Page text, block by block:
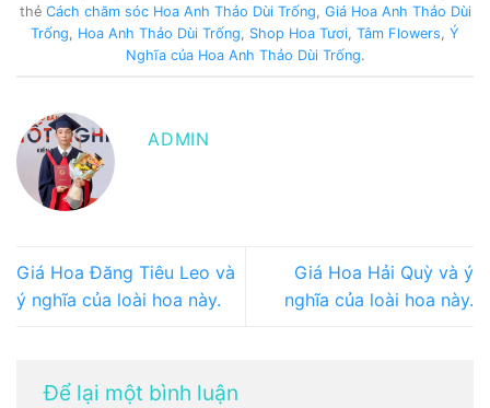
thẻ Cách chăm sóc Hoa Anh Thảo Dùi Trống, Giá Hoa Anh Thảo Dùi
Trống, Hoa Anh Thảo Dùi Trống, Shop Hoa Tươi, Tâm Flowers, Ý
Nghĩa của Hoa Anh Thảo Dùi Trống.
ADMIN
Giá Hoa Đăng Tiêu Leo và
ý nghĩa của loài hoa này.
Giá Hoa Hải Quỳ và ý
nghĩa của loài hoa này.
Để lại một bình luận